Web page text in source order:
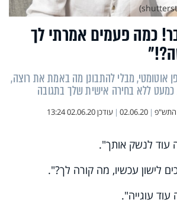
כמה פעמים אמרתי לך
אוטומטי, מבלי להתבונן מה באמת את רוצה,
ללא בחירה אישית שלך בתגובה
התש"פ |
02.06.20
| עודכן02.06.20 13:24
עוד לנשק אותך".
לישון עכשיו, מה קורה לך?".
עוגייה".